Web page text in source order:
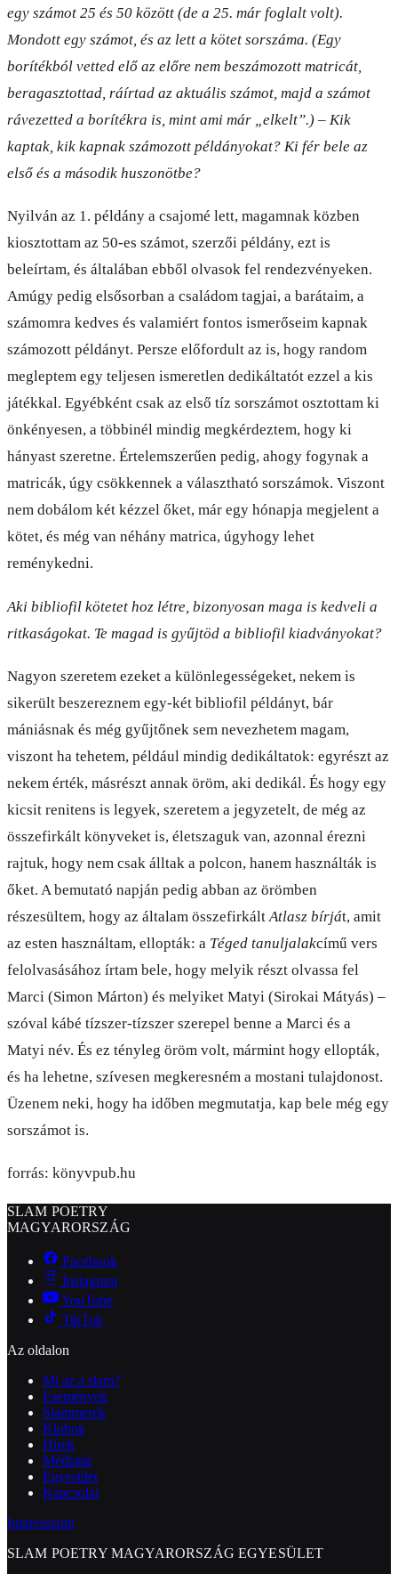
egy számot 25 és 50 között (de a 25. már foglalt volt).
Mondott egy számot, és az lett a kötet sorszáma. (Egy
borítékból vetted elő az előre nem beszámozott matricát,
beragasztottad, ráírtad az aktuális számot, majd a számot
rávezetted a borítékra is, mint ami már „elkelt”.) – Kik
kaptak, kik kapnak számozott példányokat? Ki fér bele az
első és a második huszonötbe?
Nyilván az 1. példány a csajomé lett, magamnak közben
kiosztottam az 50-es számot, szerzői példány, ezt is
beleírtam, és általában ebből olvasok fel rendezvényeken.
Amúgy pedig elsősorban a családom tagjai, a barátaim, a
számomra kedves és valamiért fontos ismerőseim kapnak
számozott példányt. Persze előfordult az is, hogy random
megleptem egy teljesen ismeretlen dedikáltatót ezzel a kis
játékkal. Egyébként csak az első tíz sorszámot osztottam ki
önkényesen, a többinél mindig megkérdeztem, hogy ki
hányast szeretne. Értelemszerűen pedig, ahogy fogynak a
matricák, úgy csökkennek a választható sorszámok. Viszont
nem dobálom két kézzel őket, már egy hónapja megjelent a
kötet, és még van néhány matrica, úgyhogy lehet
reménykedni.
Aki bibliofil kötetet hoz létre, bizonyosan maga is kedveli a
ritkaságokat. Te magad is gyűjtöd a bibliofil kiadványokat?
Nagyon szeretem ezeket a különlegességeket, nekem is
sikerült beszereznem egy-két bibliofil példányt, bár
mániásnak és még gyűjtőnek sem nevezhetem magam,
viszont ha tehetem, például mindig dedikáltatok: egyrészt az
nekem érték, másrészt annak öröm, aki dedikál. És hogy egy
kicsit renitens is legyek, szeretem a jegyzetelt, de még az
összefirkált könyveket is, életszaguk van, azonnal érezni
rajtuk, hogy nem csak álltak a polcon, hanem használták is
őket. A bemutató napján pedig abban az örömben
részesültem, hogy az általam összefirkáltAtlasz bírját, amit
az esten használtam, ellopták: a Téged tanuljalakcímű vers
felolvasásához írtam bele, hogy melyik részt olvassa fel
Marci (Simon Márton) és melyiket Matyi (Sirokai Mátyás) –
szóval kábé tízszer-tízszer szerepel benne a Marci és a
Matyi név. És ez tényleg öröm volt, mármint hogy ellopták,
és ha lehetne, szívesen megkeresném a mostani tulajdonost.
Üzenem neki, hogy ha időben megmutatja, kap bele még egy
sorszámot is.
forrás: könyvpub.hu
SLAM POETRY
MAGYARORSZÁG
Facebook
Instagram
YouTube
TikTok
Az oldalon
Mi az a slam?
Események
Slammerek
Klubok
Hírek
Médiatár
Egyesület
Kapcsolat
Impresszum
SLAM POETRY MAGYARORSZÁG EGYESÜLET